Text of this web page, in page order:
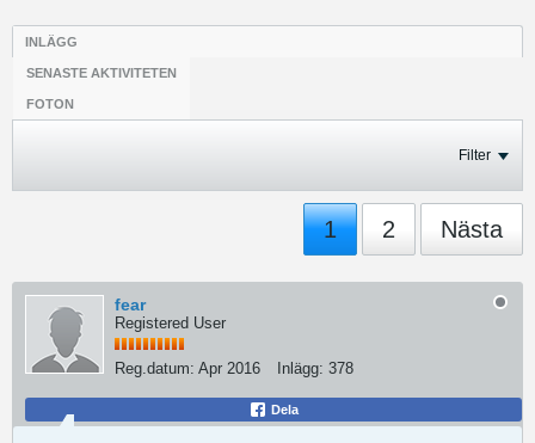
INLÄGG
SENASTE AKTIVITETEN
FOTON
Filter
1 2 Nästa
fear
Registered User
Reg.datum: Apr 2016 Inlägg: 378
Dela